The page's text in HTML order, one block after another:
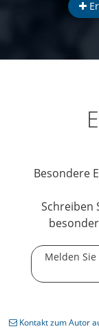
Besondere
Schreiben
Melden
Kontakt zum Autor